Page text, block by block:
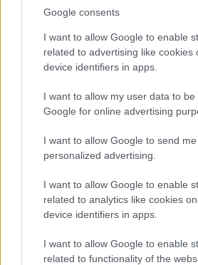
Google consents
I want to allow Google to enable
related to advertising like cookies
device identifiers in apps.
I want to allow my user data to be
Google for online advertising
I want to allow Google to send me
personalized advertising.
I want to allow Google to enable
related to analytics like cookies
device identifiers in apps.
I want to allow Google to enable
related to functionality of the